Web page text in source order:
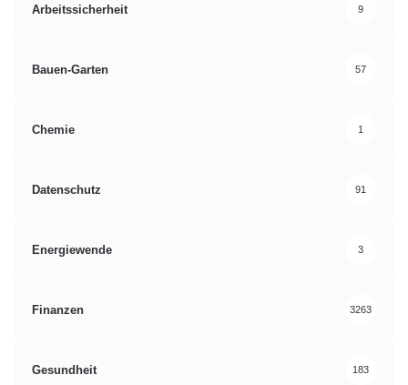
Arbeitssicherheit 9
Bauen-Garten 57
Chemie 1
Datenschutz 91
Energiewende 3
Finanzen 3263
Gesundheit 183